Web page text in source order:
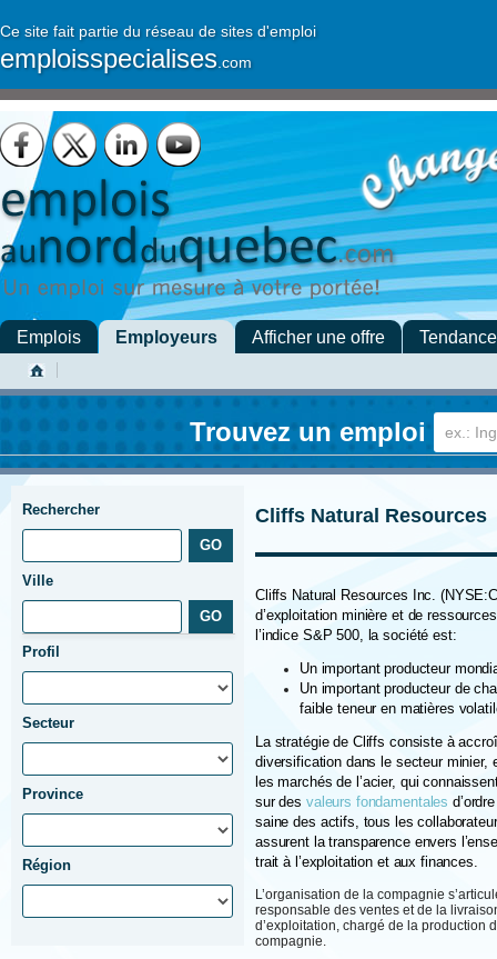
Ce site fait partie du réseau de sites d'emploi
emploisspecialises .com
Emplois Employeurs Afficher une offre
Trouvez un emploi
Rechercher
Ville
Profil
Secteur
Province
Région
Cliffs Natural Resources
Cliffs Natural Resources Inc.
d’exploitation minière et de
l’indice S&P 500, la société est:
Un important producteur
Un important producteur de
faible teneur en matières
La stratégie de Cliffs consiste à
diversification dans le secteur
les marchés de l’acier, qui
sur des valeurs fondamentales
saine des actifs, tous les
assurent la transparence envers
trait à l’exploitation et aux finances.
L’organisation de la compagnie
responsable des ventes et de la
d’exploitation, chargé de la production
compagnie.